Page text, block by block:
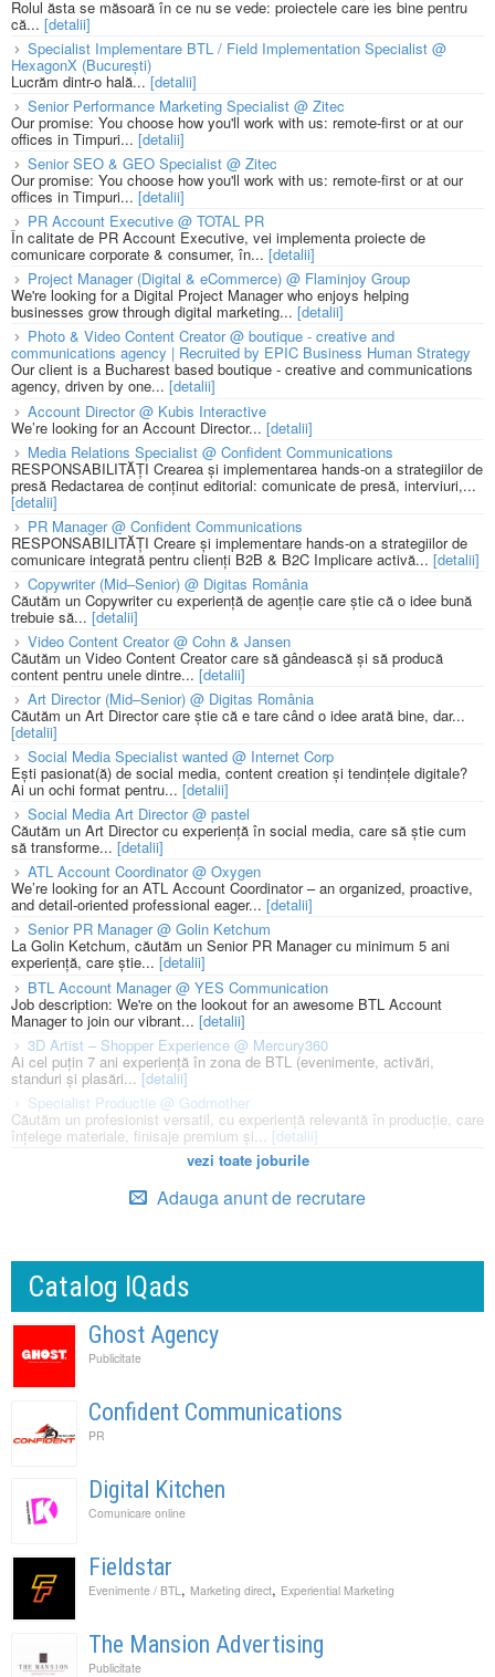
Rolul ăsta se măsoară în ce nu se vede: proiectele care ies bine pentru
că... [detalii]
Specialist Implementare BTL / Field Implementation Specialist @
HexagonX (București)
Lucrăm dintr-o hală...[detalii]
Senior Performance Marketing Specialist @ Zitec
Our promise: You choose how you'll work with us: remote-first or at our
offices in Timpuri... [detalii]
Senior SEO & GEO Specialist @ Zitec
Our promise: You choose how you'll work with us: remote-first or at our
offices in Timpuri... [detalii]
PR Account Executive @ TOTAL PR
În calitate de PR Account Executive, vei implementa proiecte de
comunicare corporate & consumer, în... [detalii]
Project Manager (Digital & eCommerce) @ Flaminjoy Group
We're looking for a Digital Project Manager who enjoys helping
businesses grow through digital marketing... [detalii]
Photo & Video Content Creator @ boutique - creative and
communications agency | Recruited by EPIC Business Human Strategy
Our client is a Bucharest based boutique - creative and communications
agency, driven by one... [detalii]
Account Director @ Kubis Interactive
We’re looking for an Account Director... [detalii]
Media Relations Specialist @ Confident Communications
RESPONSABILITĂȚI Crearea și implementarea hands-on a strategiilor de
presă Redactarea de conținut editorial: comunicate de presă, interviuri,...
[detalii]
PR Manager @ Confident Communications
RESPONSABILITĂȚI Creare și implementare hands-on a strategiilor de
comunicare integrată pentru clienți B2B & B2C Implicare activă... [detalii]
Copywriter (Mid–Senior) @ Digitas România
Căutăm un Copywriter cu experiență de agenție care știe că o idee bună
trebuie să... [detalii]
Video Content Creator @ Cohn & Jansen
Căutăm un Video Content Creator care să gândească și să producă
content pentru unele dintre... [detalii]
Art Director (Mid–Senior) @ Digitas România
Căutăm un Art Director care știe că e tare când o idee arată bine, dar...
[detalii]
Social Media Specialist wanted @ Internet Corp
Ești pasionat(ă) de social media, content creation și tendințele digitale?
Ai un ochi format pentru... [detalii]
Social Media Art Director @ pastel
Căutăm un Art Director cu experiență în social media, care să știe cum
să transforme... [detalii]
ATL Account Coordinator @ Oxygen
We’re looking for an ATL Account Coordinator – an organized, proactive,
and detail-oriented professional eager... [detalii]
Senior PR Manager @ Golin Ketchum
La Golin Ketchum, căutăm un Senior PR Manager cu minimum 5 ani
experiență, care știe... [detalii]
BTL Account Manager @ YES Communication
Job description: We're on the lookout for an awesome BTL Account
Manager to join our vibrant... [detalii]
3D Artist – Shopper Experience @ Mercury360
Ai cel puțin 7 ani experiență în zona de BTL (evenimente, activări,
standuri și plasări...[detalii]
Specialist Productie @ Godmother
Căutăm un profesionist versatil, cu experiență relevantă în producție, care
înțelege materiale, finisaje premium și... [detalii]
vezi toate joburile
Adauga anunt de recrutare
Catalog IQads
Ghost Agency
Publicitate
Confident Communications
PR
Digital Kitchen
Comunicare online
Fieldstar
Evenimente / BTL , Marketing direct, Experiential Marketing
The Mansion Advertising
Publicitate